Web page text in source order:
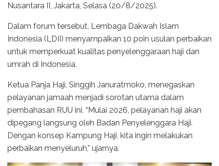
Nusantara II, Jakarta, Selasa (20/8/2025).
Dalam forum tersebut, Lembaga Dakwah Islam
Indonesia (LDII) menyampaikan 10 poin usulan perbaikan
untuk memperkuat kualitas penyelenggaraan haji dan
umrah di Indonesia.
Ketua Panja Haji, Singgih Januratmoko, menegaskan
pelayanan jamaah menjadi sorotan utama dalam
pembahasan RUU ini. “Mulai 2026, pelayanan haji akan
dipegang langsung oleh Badan Penyelenggara Haji.
Dengan konsep Kampung Haji, kita ingin melakukan
perbaikan menyeluruh,” ujarnya.